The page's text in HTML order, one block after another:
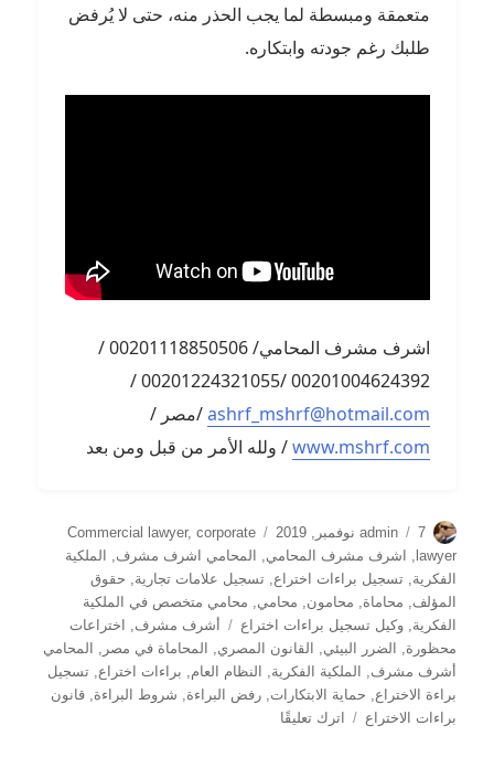
متعمقة ومبسطة لما يجب الحذر منه، حتى لا يُرفض
طلبك رغم جودته وابتكاره.
اشرف مشرف المحامي/ 00201118850506 /
00201004624392 /00201224321055 /
ashrf_mshrf@hotmail.com/مصر /
www.mshrf.com/ ولله الأمر من قبل ومن بعد
الكاتبadmin
نُشرت
في
7 نوفمبر, 2019 التصنيفات Commercial lawyer, corporate
lawyer
, اشرف مشرف المحامي, المحامي اشرف مشرف,
الملكية
الفكرية,تسجيل براءات اختراع,تسجيل علامات تجارية, حقوق
المؤلف, محاماة, محامون, محامي, محامي متخصص في الملكية
الفكرية,وكيل تسجيل براءات اختراع الوسوم
أشرف مشرف,
اختراعات
محظورة, الضرر البيئي, القانون المصري, المحاماة في مصر ,
المحامي
أشرف مشرف, الملكية الفكرية, النظام العام, براءات اختراع,تسجيل
براءة الاختراع, حماية الابتكارات,رفض البراءة, شروط البراءة,قانون
براءات الاختراع
اترك تعليقًا